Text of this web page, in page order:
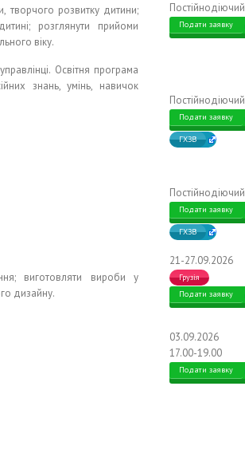
творчого розвитку дитини;
розглянути прийоми
віку.
Освітня програма
знань, умінь, навичок
виготовляти вироби у
дизайну.
Постійнодіючий
Подати заявку
Постійнодіючий
Подати заявку
ГХЗВ
Постійнодіючий
Подати заявку
ГХЗВ
21-27.09.2026
Грузія
Подати заявку
03.09.2026
17.00-19.00
Подати заявку